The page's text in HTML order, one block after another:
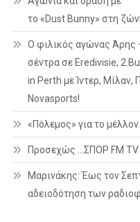
το «Dust Bunny» στη
Ο φιλικός αγώνας Άρης
σέντρα σε Eredivisie,
in Perth με Ίντερ, Μίλαν,
Novasports!
«Πόλεμος» για το
Προσεχώς …ΣΠΟΡ FM TV
Μαρινάκης: Έως τον
αδειοδότηση των